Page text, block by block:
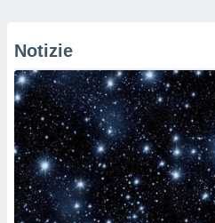
Notizie